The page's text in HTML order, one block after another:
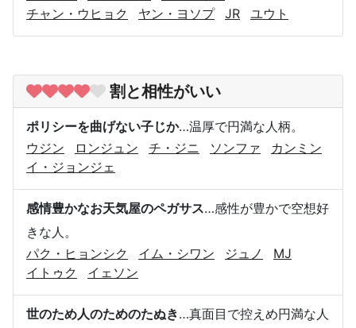
チャン・ウヒョク
ヤン・ヨソプ JR ユウト
割と相性がいい
ポリシーを曲げない子じか…温厚で円満な人柄。
ウジン
ロンジュン チ・ジニ ソンファ
カンミン
イ・ジョンジェ
感情豊かなお天気屋のペガサス…感性が豊かで空想好
きな人。
パク・ヒョンシク
イム・シワン ジュノ
MJ
イトゥク
イェソン
世のため人のためのたぬき…真面目で控えめ円満な人